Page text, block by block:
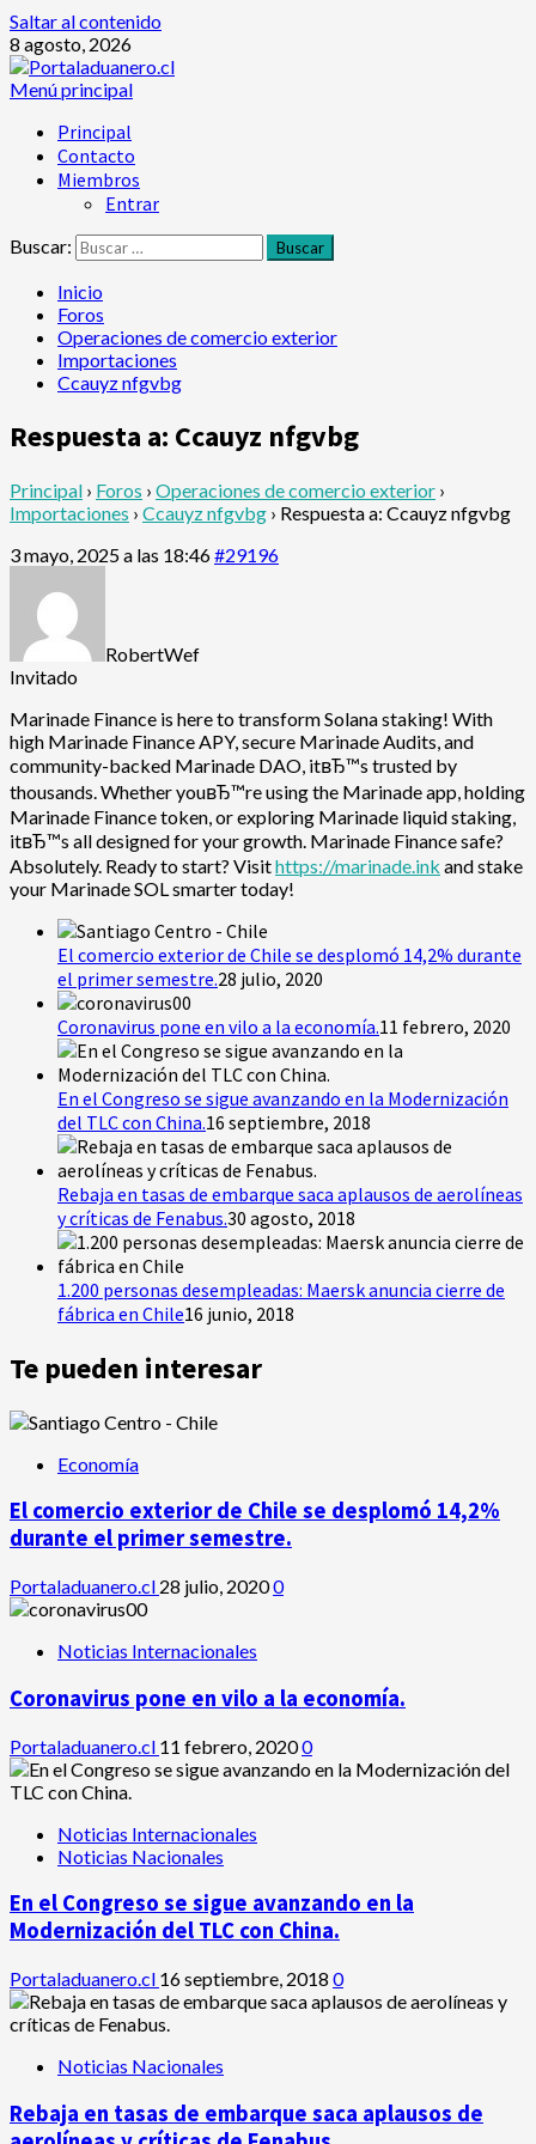
Saltar al contenido
8 agosto, 2026
Menú principal
Principal
Contacto
Miembros
Entrar
Buscar:
Inicio
Foros
Operaciones de comercio exterior
Importaciones
Ccauyz nfgvbg
Respuesta a: Ccauyz nfgvbg
Principal › Foros › Operaciones de comercio exterior ›
Importaciones › Ccauyz nfgvbg › Respuesta a: Ccauyz nfgvbg
3 mayo, 2025 a las 18:46#29196
RobertWef
Invitado
Marinade Finance is here to transform Solana staking! With
high Marinade Finance APY, secure Marinade Audits, and
community-backed Marinade DAO, itвЂ™s trusted by
thousands. Whether youвЂ™re using the Marinade app, holding
Marinade Finance token, or exploring Marinade liquid staking,
itвЂ™s all designed for your growth. Marinade Finance safe?
Absolutely. Ready to start? Visithttps://marinade.ink and stake
your Marinade SOL smarter today!
El comercio exterior de Chile se desplomó 14,2% durante
el primer semestre.28 julio, 2020
Coronavirus pone en vilo a la economía.11 febrero, 2020
En el Congreso se sigue avanzando en la Modernización
del TLC con China.16 septiembre, 2018
Rebaja en tasas de embarque saca aplausos de aerolíneas
y críticas de Fenabus.30 agosto, 2018
1.200 personas desempleadas: Maersk anuncia cierre de
fábrica en Chile16 junio, 2018
Te pueden interesar
Economía
El comercio exterior de Chile se desplomó 14,2%
durante el primer semestre.
Portaladuanero.cl 28 julio, 20200
Noticias Internacionales
Coronavirus pone en vilo a la economía.
Portaladuanero.cl 11 febrero, 20200
Noticias Internacionales
Noticias Nacionales
En el Congreso se sigue avanzando en la
Modernización del TLC con China.
Portaladuanero.cl 16 septiembre, 2018 0
Noticias Nacionales
Rebaja en tasas de embarque saca aplausos de